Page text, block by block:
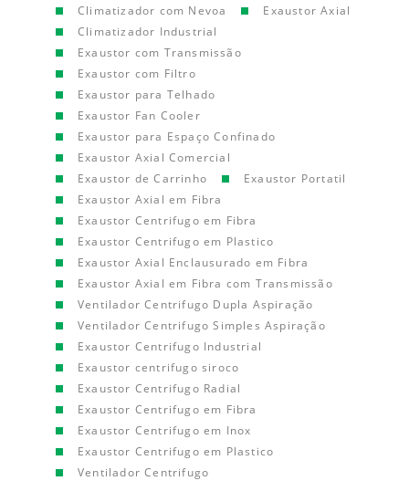
Climatizador com Nevoa
Exaustor Axial
Climatizador Industrial
Exaustor com Transmissão
Exaustor com Filtro
Exaustor para Telhado
Exaustor Fan Cooler
Exaustor para Espaço Confinado
Exaustor Axial Comercial
Exaustor de Carrinho
Exaustor Portatil
Exaustor Axial em Fibra
Exaustor Centrifugo em Fibra
Exaustor Centrifugo em Plastico
Exaustor Axial Enclausurado em Fibra
Exaustor Axial em Fibra com Transmissão
Ventilador Centrifugo Dupla Aspiração
Ventilador Centrifugo Simples Aspiração
Exaustor Centrifugo Industrial
Exaustor centrifugo siroco
Exaustor Centrifugo Radial
Exaustor Centrifugo em Fibra
Exaustor Centrifugo em Inox
Exaustor Centrifugo em Plastico
Ventilador Centrifugo